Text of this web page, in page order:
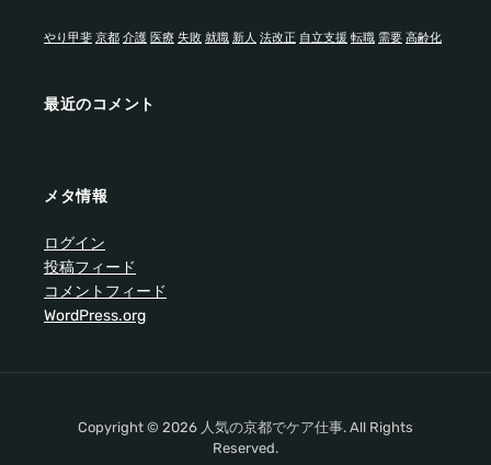
やり甲斐 京都 介護 医療 失敗 就職 新人 法改正 自立支援 転職 需要 高齢化
最近のコメント
メタ情報
ログイン
投稿フィード
コメントフィード
WordPress.org
Copyright © 2026 人気の京都でケア仕事. All Rights
Reserved.